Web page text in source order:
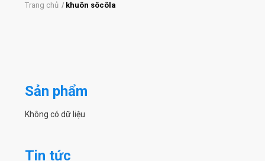
Trang chủ khuôn sôcôla
Sản phẩm
Không có dữ liệu
Tin tức